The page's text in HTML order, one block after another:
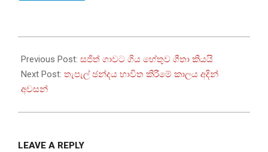
09-
12
Previous Post: සජිත් ගාවට ගිය හේතුව ගීතා කියයි
Next Post: තැපැල් ඡන්දය භාවිත කිරීමේ කාලය අදින්
අවසන්
LEAVE A REPLY